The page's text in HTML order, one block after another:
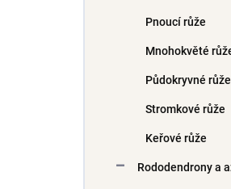
Pnoucí růže
Mnohokvěté
Půdokryvné růže
Stromkové růže
Keřové růže
Rododendrony a